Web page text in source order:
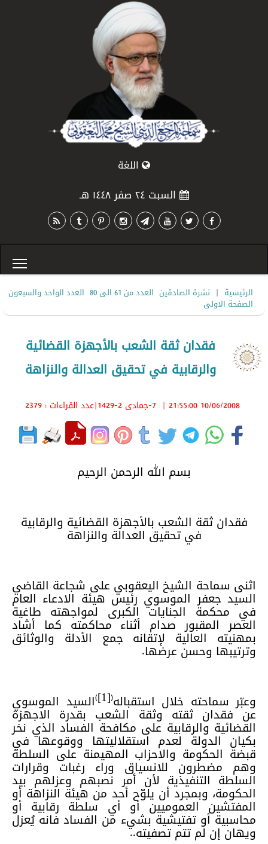
اللغة
السبت ٢٤ صفر ١٤٤٨ هـ
الرئيسية | نشرة الصادقين العدد من 61 الى 80 العدد الواحد والسبعون
الصفحة الاولى
فقدان ثقة الشعب بالأجهزة القضائية
والرقابية في تحقيق العدالة والنزاهة
10/06/2008 21:55:00
| 7-جمادى 2-1429 |عدد القراءات : 2379
بسم الله الرحمن الرحيم
فقدان ثقة الشعب بالأجهزة القضائية والرقابية
في تحقيق العدالة والنزاهة
اثنى سماحة الشيخ اليعقوبي على شجاعة القاضي
السيد جعفر الموسوي رئيس هيئة الادعاء العام
في محكمة الجنايات الكبرى لمواجهته طاغية
العصر المقبور صدام أثناء محاكمته كما أشاد
بمهنيته العالية لإتقانه جمع الأدلة والوثائق
وترتيبها وحسن عرضها.
وعبّر سماحته خلال استقباله(
[1]
)السيد الموسوي
عن فقدان ثقته وثقة الشعب بقدرة الاجهزة
القضائية والرقابية على مكافحة الفساد الذي نخر
بكيان الدولة لعدم استقلاليتها ووقوعها في
قبضة الحكومة والاحزاب المهيمنة على السلطة
وهم مضطرون للانسياق وراء رغبات وقرارات
السلطة التنفيذية لأن أمر نصبهم وعزلهم بيد
الحكومة، وبمجرد أن يلوّح أحد من هيئة النزاهة أو
المفتشين العموميين أو أي سلطة رقابية أو
محاسبية أو تفتيشية بشيء من الفساد فانه يُعزل
ويهان إن لم تتم تصفيته..